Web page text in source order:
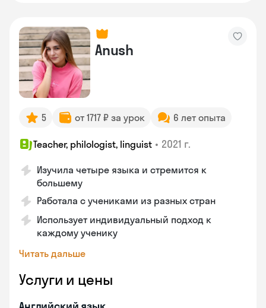
Anush
5 от 1717 ₽ за урок 6 лет опыта
Teacher, philologist, linguist • 2021 г.
Изучила четыре языка и стремится к
большему
Работала с учениками из разных стран
Использует индивидуальный подход к
каждому ученику
Читать дальше
Услуги и цены